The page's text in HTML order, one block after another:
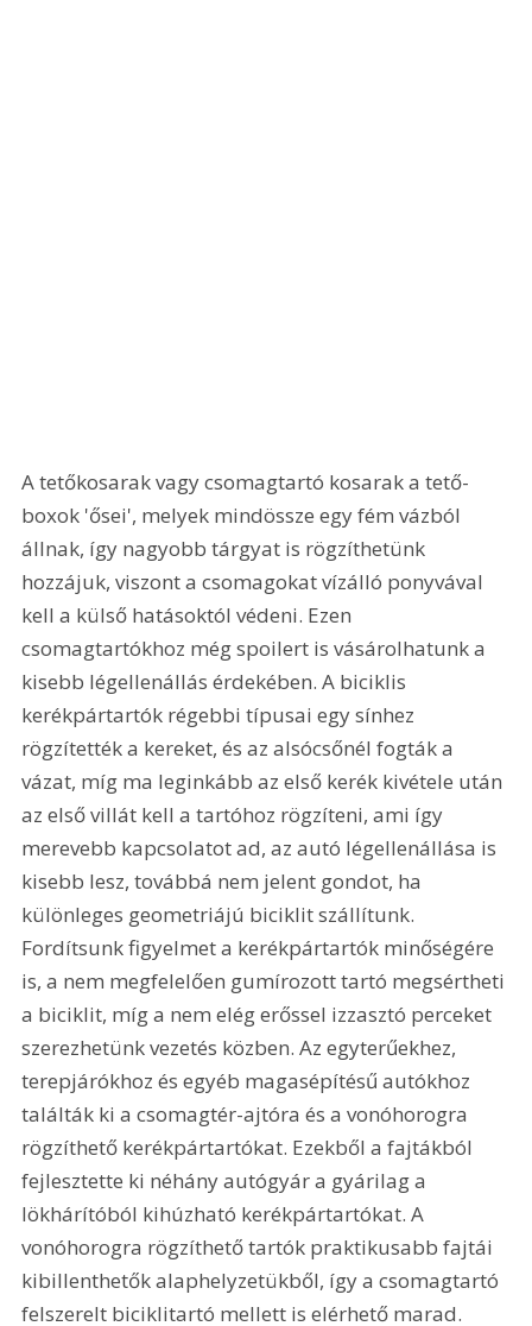
A tetőkosarak vagy csomagtartó kosarak a tető-
boxok 'ősei', melyek mindössze egy fém vázból
állnak, így nagyobb tárgyat is rögzíthetünk
hozzájuk, viszont a csomagokat vízálló ponyvával
kell a külső hatásoktól védeni. Ezen
csomagtartókhoz még spoilert is vásárolhatunk a
kisebb légellenállás érdekében. A biciklis
kerékpártartók régebbi típusai egy sínhez
rögzítették a kereket, és az alsócsőnél fogták a
vázat, míg ma leginkább az első kerék kivétele után
az első villát kell a tartóhoz rögzíteni, ami így
merevebb kapcsolatot ad, az autó légellenállása is
kisebb lesz, továbbá nem jelent gondot, ha
különleges geometriájú biciklit szállítunk.
Fordítsunk figyelmet a kerékpártartók minőségére
is, a nem megfelelően gumírozott tartó megsértheti
a biciklit, míg a nem elég erőssel izzasztó perceket
szerezhetünk vezetés közben. Az egyterűekhez,
terepjárókhoz és egyéb magasépítésű autókhoz
találták ki a csomagtér-ajtóra és a vonóhorogra
rögzíthető kerékpártartókat. Ezekből a fajtákból
fejlesztette ki néhány autógyár a gyárilag a
lökhárítóból kihúzható kerékpártartókat. A
vonóhorogra rögzíthető tartók praktikusabb fajtái
kibillenthetők alaphelyzetükből, így a csomagtartó
felszerelt biciklitartó mellett is elérhető marad.